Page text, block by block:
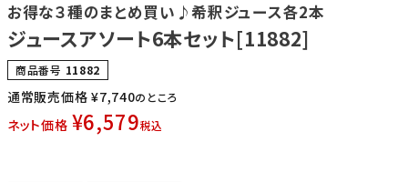
お得な３種のまとめ買い♪希釈ジュース各2本
ジュースアソート6本セット[11882]
商品番号 11882
通常販売価格 ¥7,740のところ
ネット価格 ¥6,579税込